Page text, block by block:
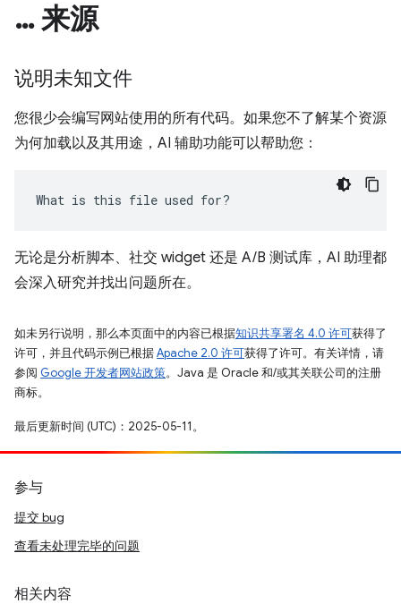
… 来源
说明未知文件
您很少会编写网站使用的所有代码。如果您不了解某个资源
为何加载以及其用途，AI 辅助功能可以帮助您：
What is this file used for?
无论是分析脚本、社交 widget 还是 A/B 测试库，AI 助理都
会深入研究并找出问题所在。
如未另行说明，那么本页面中的内容已根据知识共享署名 4.0 许可获得了
许可，并且代码示例已根据Apache 2.0 许可获得了许可。有关详情，请
参阅 Google 开发者网站政策。Java 是 Oracle 和/或其关联公司的注册
商标。
最后更新时间 (UTC)：2025-05-11。
参与
提交 bug
查看未处理完毕的问题
相关内容